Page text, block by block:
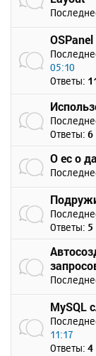
05:10
Ответы:
Ответы: 6
О ес о
Ответы: 5
MySQL
11:17
Ответы: 4